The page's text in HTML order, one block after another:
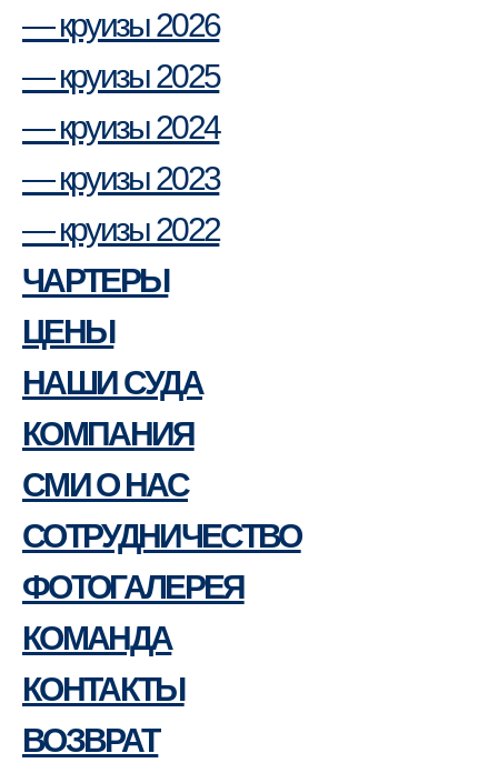
— круизы 2026
— круизы 2025
— круизы 2024
— круизы 2023
— круизы 2022
ЧАРТЕРЫ
ЦЕНЫ
НАШИ СУДА
КОМПАНИЯ
СМИ О НАС
СОТРУДНИЧЕСТВО
ФОТОГАЛЕРЕЯ
КОМАНДА
КОНТАКТЫ
ВОЗВРАТ